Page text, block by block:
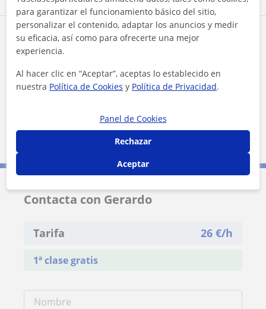
Zona de Gerardo
Localidades a las que se desplaza para dar clase
Cercedilla
Becerril de la Sierra
Collado Villalba
Alpedrete
Contacta con Gerardo
Tarifa 26 €/h
1ª clase gratis
para garantizar el funcionamiento básico del sitio,
personalizar el contenido, adaptar los anuncios y medir
su eficacia, así como para ofrecerte una mejor
experiencia.
Al hacer clic en “Aceptar”, aceptas lo establecido en
nuestra Política de Cookies y Política de Privacidad.
Panel de Cookies
Rechazar
Aceptar